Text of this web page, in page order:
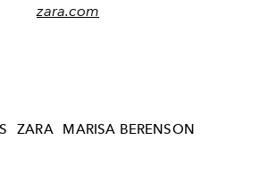
zara.com
ZARA MARISA BERENSON